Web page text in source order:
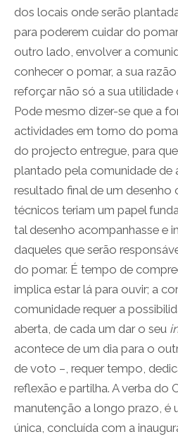
dos locais onde serão
para poderem cuidar do
outro lado, envolver a
conhecer o pomar, a sua
reforçar não só a sua utilidade
Pode mesmo dizer-se que a
actividades em torno do
do projecto entregue, para
plantado pela comunidade de
resultado final de um desenho
técnicos teriam um papel
tal desenho acompanhasse e
daqueles que serão
do pomar. É tempo de
implica estar lá para ouvir; a
comunidade requer a
aberta, de cada um dar o seu
acontece de um dia para o
de voto –, requer tempo,
reflexão e partilha. A verba do
manutenção a longo prazo, é
única, concluída com a